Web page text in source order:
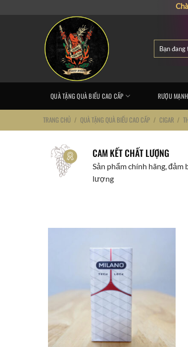
Chào
kiếm:
QUÀ TẶNG QUÀ BIẾU CAO CẤP RƯỢU MẠNH
TRANG CHỦ / QUÀ TẶNG QUÀ BIẾU CAO CẤP / CIGAR /
CAM KẾT CHẤT LƯỢNG
Sản phẩm chính hãng, đảm
lượng